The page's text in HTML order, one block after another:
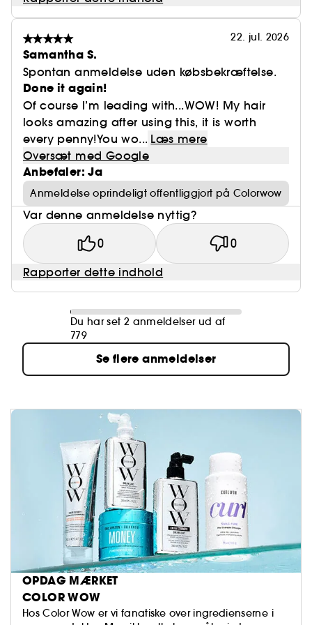
22. jul. 2026
Samantha S.
Spontan anmeldelse uden købsbekræftelse.
Done it again!
Of course I’m leading with...WOW! My hair
looks amazing after using this, it is worth
every penny!You wo... Læs mere
Oversæt med Google
Anbefaler: Ja
Anmeldelse oprindeligt offentliggjort på Colorwow
Var denne anmeldelse nyttig?
0 0
Rapporter dette indhold
Du har set 2 anmeldelser ud af
779
Se flere anmeldelser
OPDAG MÆRKET
COLOR WOW
Hos Color Wow er vi fanatiske over ingredienserne i